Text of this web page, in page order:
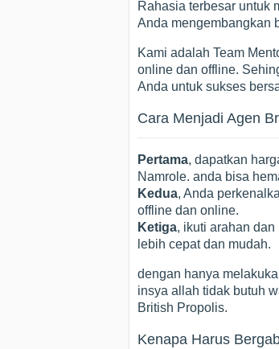
Rahasia terbesar untuk
Anda mengembangkan
Kami adalah Team
online dan offline.
Anda untuk sukses
Cara Menjadi Agen
Pertama, dapatkan
Namrole. anda bisa
Kedua, Anda
offline dan online.
Ketiga, ikuti arahan
lebih cepat dan mudah.
dengan hanya
insya allah tidak butuh
British Propolis.
Kenapa Harus